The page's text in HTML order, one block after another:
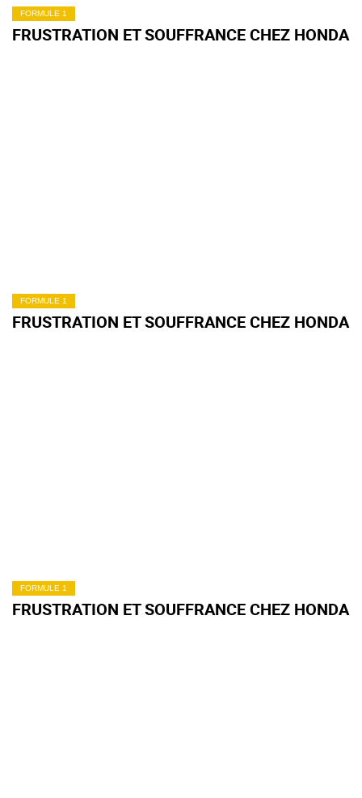
FORMULE 1
FRUSTRATION ET SOUFFRANCE CHEZ HONDA
FORMULE 1
FRUSTRATION ET SOUFFRANCE CHEZ HONDA
FORMULE 1
FRUSTRATION ET SOUFFRANCE CHEZ HONDA